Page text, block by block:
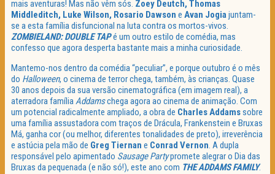
mais aventuras! Mas não vêm sós. Zoey Deutch, Thomas
Middleditch, Luke Wilson, Rosario Dawson e Avan Jogiajuntam-
se a esta família disfuncional na luta contra os mortos-vivos.
ZOMBIELAND: DOUBLE TAPé um outro estilo de comédia, mas
confesso que agora desperta bastante mais a minha curiosidade.
Mantemo-nos dentro da comédia “peculiar”, e porque outubro é o mês
do Halloween, o cinema de terror chega, também, às crianças. Quase
30 anos depois da sua versão cinematográfica (em imagem real), a
aterradora famíliaAddamschega agora ao cinema de animação. Com
um potencial radicalmente ampliado, a obra de Charles Addamssobre
uma família assustadora com traços de Drácula, Frankenstein e Bruxas
Má, ganha cor (ou melhor, diferentes tonalidades de preto), irreverência
e astúcia pela mão de Greg Tiernan e Conrad Vernon. A dupla
responsável pelo apimentado Sausage Partypromete alegrar o Dia das
Bruxas da pequenada (e não só!), este ano com THE ADDAMS FAMILY.